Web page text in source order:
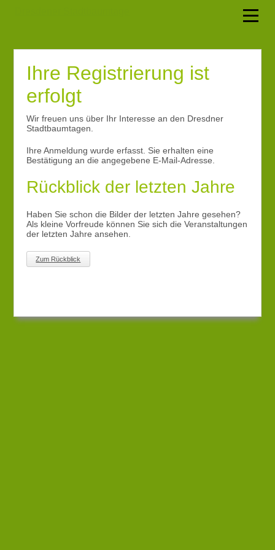
Menü
Ihre Registrierung ist
erfolgt
Wir freuen uns über Ihr Interesse an den Dresdner
Stadtbaumtagen.
Ihre Anmeldung wurde erfasst. Sie erhalten eine
Bestätigung an die angegebene E-Mail-Adresse.
Rückblick der letzten Jahre
Haben Sie schon die Bilder der letzten Jahre gesehen?
Als kleine Vorfreude können Sie sich die Veranstaltungen
der letzten Jahre ansehen.
Zum Rückblick